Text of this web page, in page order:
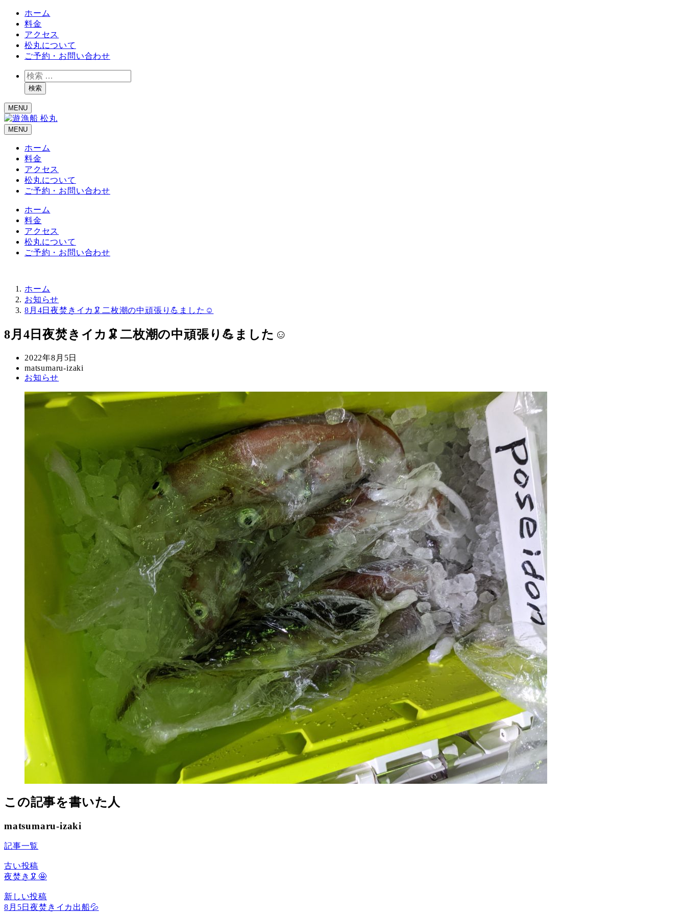
ホーム
料金
アクセス
松丸について
ご予約・お問い合わせ
検
索検索
MENU
MENU
ホーム
料金
アクセス
松丸について
ご予約・お問い合わせ
ホーム
料金
アクセス
松丸について
ご予約・お問い合わせ
ホーム
お知らせ
8月4日夜焚きイカ🦑二枚潮の中頑張り💪ました☺️
8月4日夜焚きイカ🦑二枚潮の中頑張り💪ました☺️
投
稿
日
2022年8月5日
著
者
matsumaru-izaki
カ
リ
お知らせ
この記事を書いた人
matsumaru-izaki
記事一覧
古い投稿
夜焚き🦑🤩
新しい投稿
8月5日夜焚きイカ出船💦